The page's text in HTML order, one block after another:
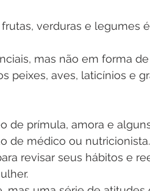
verduras e legumes
mas não em forma
peixes, aves, laticínios e
de prímula, amora e
de médico ou nutricionista.
revisar seus hábitos e